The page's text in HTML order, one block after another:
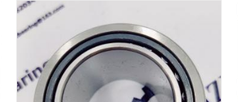
rodamiento KOMATSU bomba hidráulica
partes encajar : ordenador personal 400-8 ,
PC 450 -8 , PC 400-7 , PC 450-7